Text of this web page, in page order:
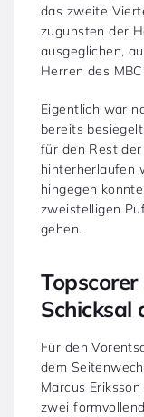
das zweite
zugunsten der
ausgeglichen,
Herren des
Eigentlich war
bereits
für den Rest
hinterherlaufen
hingegen
zweistelligen
gehen.
Schicksal
Für den
dem
Marcus
zwei